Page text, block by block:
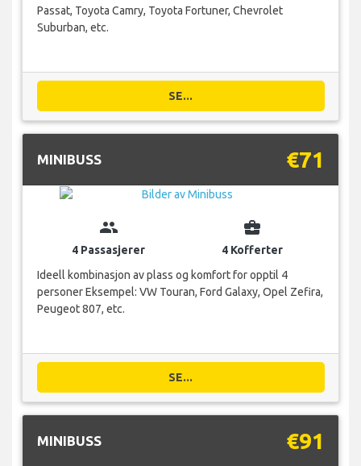
Passat, Toyota Camry, Toyota Fortuner, Chevrolet
Suburban, etc.
SE...
MINIBUSS €71
group
4 Passasjerer
business_center
4 Kofferter
Ideell kombinasjon av plass og komfort for opptil 4
personer Eksempel: VW Touran, Ford Galaxy, Opel Zefira,
Peugeot 807, etc.
SE...
MINIBUSS €91